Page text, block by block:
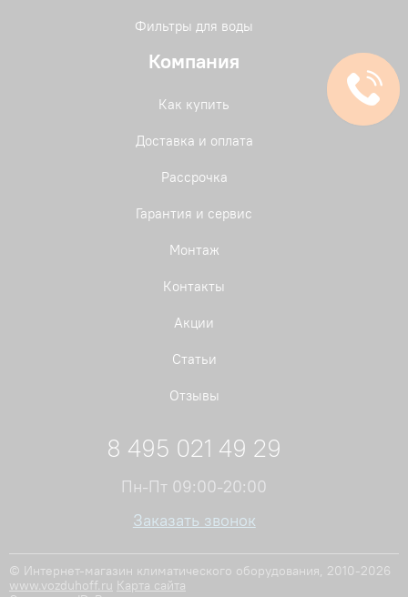
Фильтры для воды
Компания
Как купить
Доставка и оплата
Рассрочка
Гарантия и сервис
Монтаж
Контакты
Акции
Статьи
Отзывы
8 495 021 49 29
Пн-Пт 09:00-20:00
Заказать звонок
© Интернет-магазин климатического оборудования, 2010-2026
www.vozduhoff.ru Карта сайта